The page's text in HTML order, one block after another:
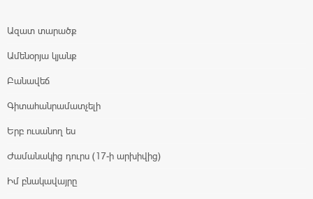
Ազատ տարածք
Ամենօրյա կյանք
Բանավեճ
Գիտահանրամատչելի
Երբ ուսանող ես
Ժամանակից դուրս (17-ի արխիվից)
Իմ բնակավայրը